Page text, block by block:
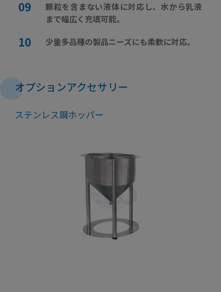
顆粒を含まない液体に対応し、水から乳液
まで幅広く充填可能。
少量多品種の製品ニーズにも柔軟に対応。
オプションアクセサリー
ステンレス鋼ホッパー